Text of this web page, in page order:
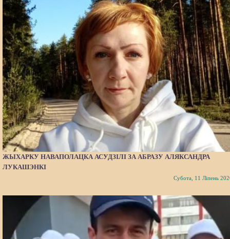
ЖЫХАРКУ НАВАПОЛАЦКА АСУДЗІЛІ ЗА АБРАЗУ АЛЯКСАНДРА
ЛУКАШЭНКІ
Субота, 11 Ліпень